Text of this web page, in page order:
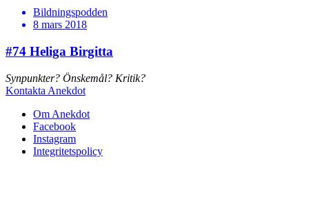
Bildningspodden
8 mars 2018
#74 Heliga Birgitta
Synpunkter? Önskemål? Kritik?
Kontakta Anekdot
Om Anekdot
Facebook
Instagram
Integritetspolicy